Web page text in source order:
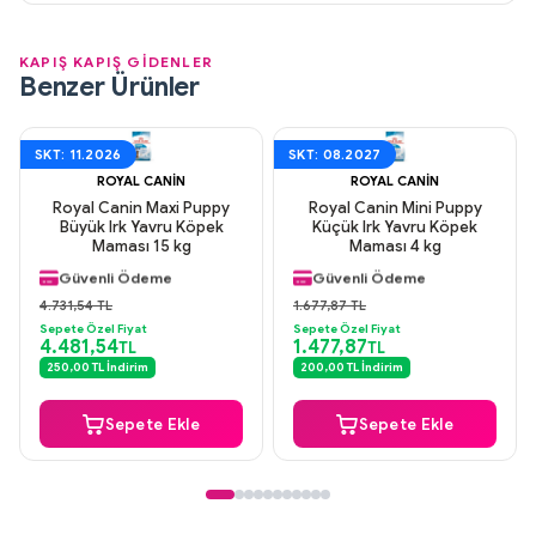
KAPIŞ KAPIŞ GİDENLER
Benzer Ürünler
SKT: 11.2026
ROYAL CANIN
Royal Canin Maxi Puppy
Büyük Irk Yavru Köpek
Maması 15 kg
Aynı Gün Kargo
Orijinal Ürün
Güvenli Ödeme
Aynı Gün Kargo
4.731,54 TL
Sepete Özel Fiyat
4.481,54TL
250,00 TL İndirim
Sepete Ekle
SKT: 08.2027
ROYAL CANIN
Royal Canin Mini Puppy
Küçük Irk Yavru Köpek
Maması 4 kg
Aynı Gün Kargo
Orijinal Ürün
Güvenli Ödeme
Aynı Gün Kargo
1.677,87 TL
Sepete Özel Fiyat
1.477,87TL
200,00 TL İndirim
Sepete Ekle